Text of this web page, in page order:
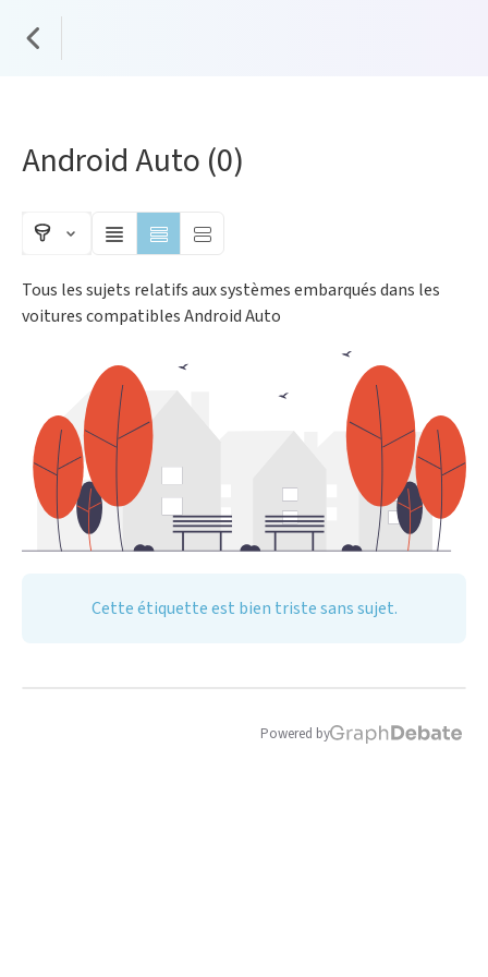
Android Auto (0)
Tous les sujets relatifs aux systèmes embarqués dans les
voitures compatibles Android Auto
Cette étiquette est bien triste sans sujet.
Powered by